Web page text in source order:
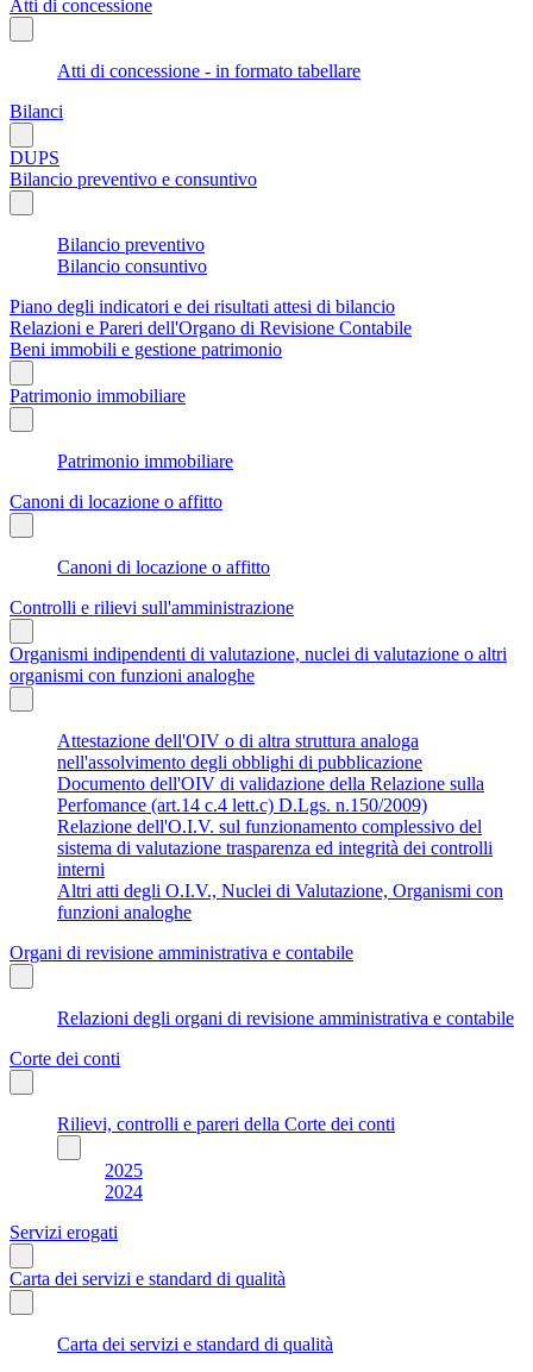
Atti di concessione
Atti di concessione - in formato tabellare
Bilanci
DUPS
Bilancio preventivo e consuntivo
Bilancio preventivo
Bilancio consuntivo
Piano degli indicatori e dei risultati attesi di bilancio
Relazioni e Pareri dell'Organo di Revisione Contabile
Beni immobili e gestione patrimonio
Patrimonio immobiliare
Patrimonio immobiliare
Canoni di locazione o affitto
Canoni di locazione o affitto
Controlli e rilievi sull'amministrazione
Organismi indipendenti di valutazione, nuclei di valutazione o altri
organismi con funzioni analoghe
Attestazione dell'OIV o di altra struttura analoga
nell'assolvimento degli obblighi di pubblicazione
Documento dell'OIV di validazione della Relazione sulla
Perfomance (art.14 c.4 lett.c) D.Lgs. n.150/2009)
Relazione dell'O.I.V. sul funzionamento complessivo del
sistema di valutazione trasparenza ed integrità dei controlli
interni
Altri atti degli O.I.V., Nuclei di Valutazione, Organismi con
funzioni analoghe
Organi di revisione amministrativa e contabile
Relazioni degli organi di revisione amministrativa e contabile
Corte dei conti
Rilievi, controlli e pareri della Corte dei conti
2025
2024
Servizi erogati
Carta dei servizi e standard di qualità
Carta dei servizi e standard di qualità